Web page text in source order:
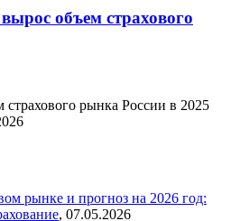
объем страхового
рынка России в 2025
рынке и прогноз на 2026 год:
, 07.05.2026